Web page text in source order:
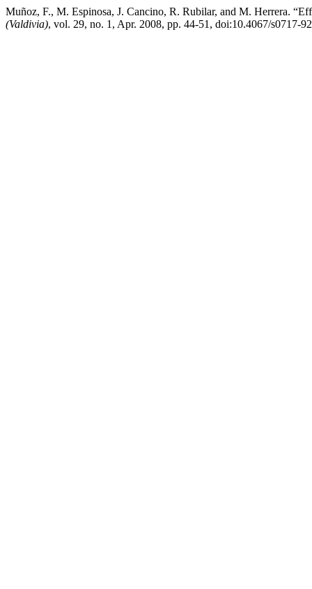
Muñoz, F., M. Espinosa, J. Cancino, R. Rubilar, and M. Herrera.
(Valdivia), vol. 29, no. 1, Apr. 2008, pp. 44-51, doi:10.4067/s0717-